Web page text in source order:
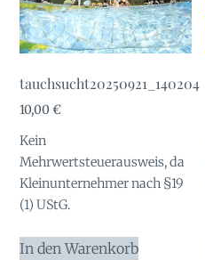
tauchsucht20250921_140204
10,00€
Kein
Mehrwertsteuerausweis, da
Kleinunternehmer nach §19
(1) UStG.
In den Warenkorb